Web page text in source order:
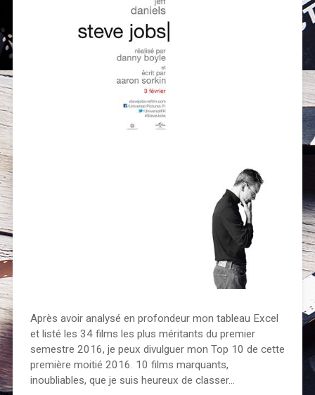
Après avoir analysé en profondeur mon tableau Excel
et listé les 34 films les plus méritants du premier
semestre 2016, je peux divulguer mon Top 10 de cette
première moitié 2016. 10 films marquants,
inoubliables, que je suis heureux de classer…